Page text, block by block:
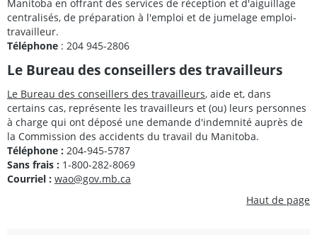
Manitoba en offrant des services de réception et d'aiguillage
centralisés, de préparation à l'emploi et de jumelage emploi-
travailleur.
Téléphone : 204 945-2806
Le Bureau des conseillers des travailleurs
Le Bureau des conseillers des travailleurs, aide et, dans
certains cas, représente les travailleurs et (ou) leurs personnes
à charge qui ont déposé une demande d'indemnité auprès de
la Commission des accidents du travail du Manitoba.
Téléphone : 204-945-5787
Sans frais : 1-800-282-8069
Courriel : wao@gov.mb.ca
Haut de page